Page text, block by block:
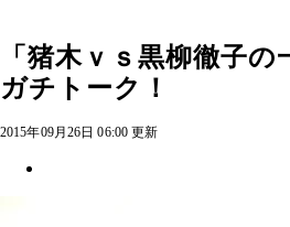
「猪木ｖｓ黒柳徹子
ガチトーク！
2015年09月26日 06:00 更新